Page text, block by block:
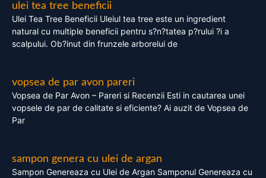
ulei tea tree beneficii
Ulei Tea Tree Beneficii Uleiul tea tree este un ingredient
natural cu multiple beneficii pentru s?n?tatea p?rului ?i a
scalpului. Ob?inut din frunzele arborelui de
vopsea de par avon pareri
Vopsea de Par Avon – Pareri si Recenzii Esti in cautarea unei
vopsele de par de calitate si eficiente? Ai auzit de Vopsea de
Par
sampon genera cu ulei de argan
Sampon Genereaza cu Ulei de Argan Samponul Genereaza cu